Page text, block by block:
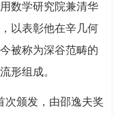
数学研究院兼清华
以表彰他在辛几何
被称为深谷范畴的
形组成。
颁发，由邵逸夫奖